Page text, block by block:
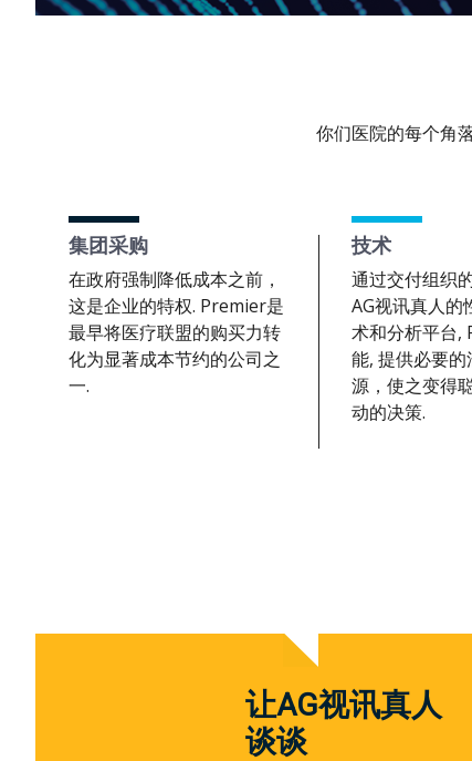
你们医院的每个角
集团采购
在政府强制降低成本之前，
这是企业的特权. Premier是
最早将医疗联盟的购买力转
化为显著成本节约的公司之
一.
技术
通过交付组织
AG视讯真人的
术和分析平台,
能, 提供必要
源，使之变得
动的决策.
让AG视讯真人
谈谈